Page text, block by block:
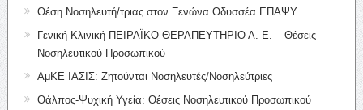
Θέση Νοσηλευτή/τριας στον Ξενώνα Οδυσσέα ΕΠΑΨΥ
Γενική Κλινική ΠΕΙΡΑΪΚΟ ΘΕΡΑΠΕΥΤΗΡΙΟ Α. Ε. – Θέσεις
Νοσηλευτικού Προσωπικού
ΑμΚΕ ΙΑΣΙΣ: Ζητούνται Νοσηλευτές/Νοσηλεύτριες
Θάλπος-Ψυχική Υγεία: Θέσεις Νοσηλευτικού Προσωπικού